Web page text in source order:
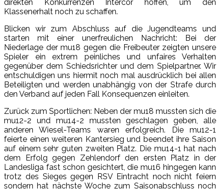
direkten Konkurrenzen Intercor hoffen, um den
Klassenerhalt noch zu schaffen.
Blicken wir zum Abschluss auf die Jugendteams und
starten mit einer unerfreulichen Nachricht: Bei der
Niederlage der mu18 gegen die Freibeuter zeigten unsere
Spieler ein extrem peinliches und unfaires Verhalten
gegenüber dem Schiedsrichter und dem Spielpartner. Wir
entschuldigen uns hiermit noch mal ausdrücklich bei allen
Beteiligten und werden unabhängig von der Strafe durch
den Verband auf jeden Fall Konsequenzen einleiten.
Zurück zum Sportlichen: Neben der mu18 mussten sich die
mu12-2 und mu14-2 mussten geschlagen geben, alle
anderen Wiesel-Teams waren erfolgreich. Die mu12-1
feierte einen weiteren Kantersieg und beendet ihre Saison
auf einem sehr guten zweiten Platz. Die mu14-1 hat nach
dem Erfolg gegen Zehlendorf den ersten Platz in der
Landesliga fast schon gesichtert, die mu16 hingegen kann
trotz des Sieges gegen RSV Eintracht noch nicht feiern
sondern hat nächste Woche zum Saisonabschluss noch